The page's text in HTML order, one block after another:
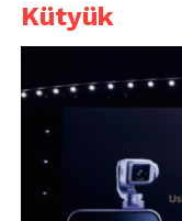
Kütyük